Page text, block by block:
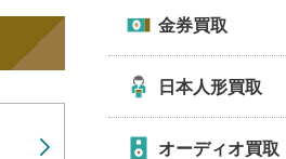
金券買取
日本人形買取
オーディオ買取